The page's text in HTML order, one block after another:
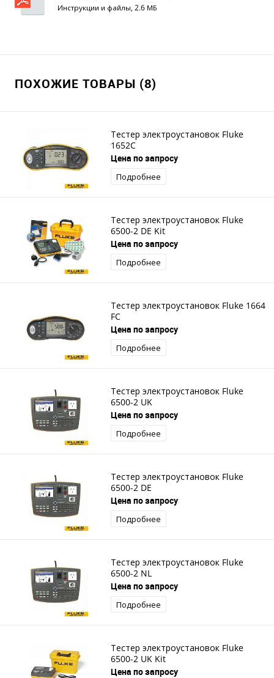
1653B / 1654B
Инструкции и файлы, 2.6 МБ
ПОХОЖИЕ ТОВАРЫ (8)
Тестер электроустановок Fluke
1652C
Цена по запросу
Подробнее
Тестер электроустановок Fluke
6500-2 DE Kit
Цена по запросу
Подробнее
Тестер электроустановок Fluke 1664
FC
Цена по запросу
Подробнее
Тестер электроустановок Fluke
6500-2 UK
Цена по запросу
Подробнее
Тестер электроустановок Fluke
6500-2 DE
Цена по запросу
Подробнее
Тестер электроустановок Fluke
6500-2 NL
Цена по запросу
Подробнее
Тестер электроустановок Fluke
6500-2 UK Kit
Цена по запросу